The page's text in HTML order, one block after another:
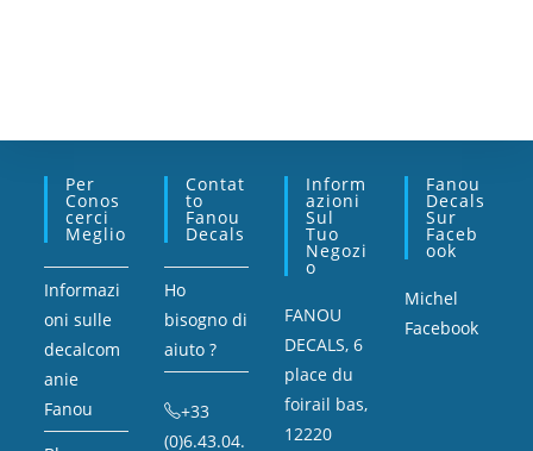
Per
Conos
Cerci
Meglio
Informazi
oni sulle
decalcom
anie
Fanou
Contat
To
Fanou
Decals
Ho
bisogno di
aiuto ?
+33
(0)6.43.04.
Inform
Azioni
Sul
Tuo
Negozi
O
FANOU
DECALS, 6
place du
foirail bas,
12220
Fanou
Decals
Sur
Faceb
Ook
Michel
Facebook